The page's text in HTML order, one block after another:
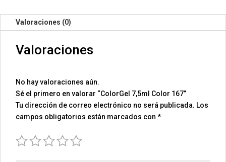
Valoraciones (0)
Valoraciones
No hay valoraciones aún.
Sé el primero en valorar “ColorGel 7,5ml Color 167”
Tu dirección de correo electrónico no será publicada. Los
campos obligatorios están marcados con *